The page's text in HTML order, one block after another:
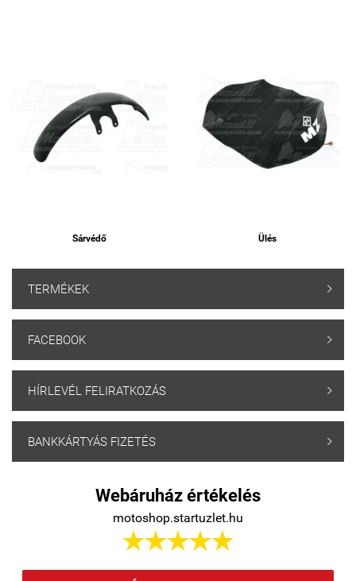
Sárvédő Ülés
TERMÉKEK 
FACEBOOK 
HÍRLEVÉL FELIRATKOZÁS 
BANKKÁRTYÁS FIZETÉS 
Webáruház értékelés
motoshop.startuzlet.hu
